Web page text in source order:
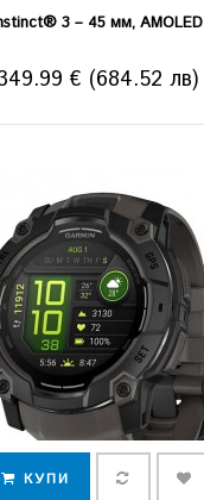
3 – 45 мм, AMOLED
€ (684.52 лв)
КУПИ